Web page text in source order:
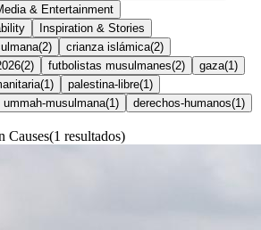
& Entertainment
Inspiration & Stories
(2) crianza islámica(2)
(2) futbolistas musulmanes(2) gaza(1 )
(1 ) palestina-libre(1 )
ummah-musulmana(1 ) derechos-humanos(1 )
Causes(1 resultados)